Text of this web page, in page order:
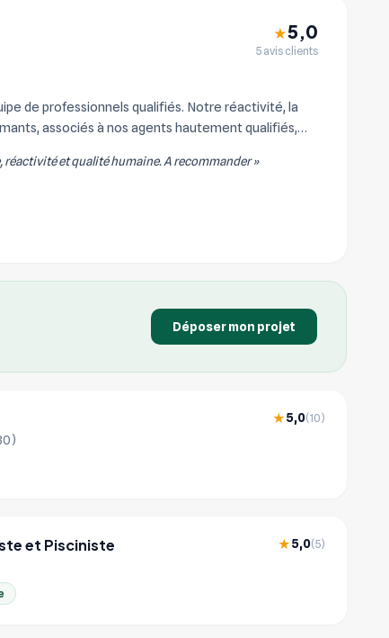
★5,0
5 avis clients
de professionnels qualifiés. Notre réactivité, la
associés à nos agents hautement qualifiés,
et qualité humaine. A recommander »
Déposer mon projet
★5,0(10)
et Pisciniste ★5,0(5)